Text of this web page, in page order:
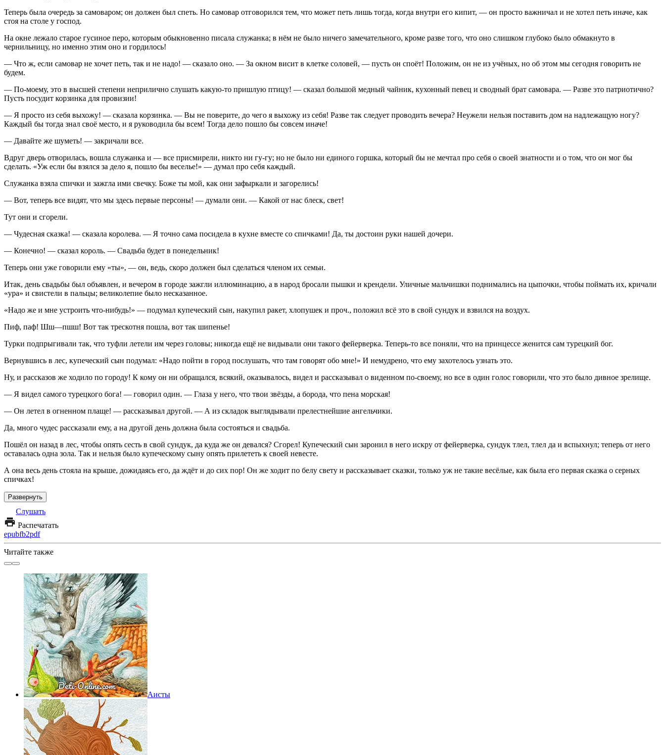
Теперь была очередь за самоваром; он должен был спеть. Но самовар отговорился тем, что может петь лишь тогда, когда внутри его кипит, — он просто важничал и не хотел петь иначе, как
стоя на столе у господ.
На окне лежало старое гусиное перо, которым обыкновенно писала служанка; в нём не было ничего замечательного, кроме разве того, что оно слишком глубоко было обмакнуто в
чернильницу, но именно этим оно и гордилось!
— Что ж, если самовар не хочет петь, так и не надо! — сказало оно. — За окном висит в клетке соловей, — пусть он споёт! Положим, он не из учёных, но об этом мы сегодня говорить не
будем.
— По-моему, это в высшей степени неприлично слушать какую-то пришлую птицу! — сказал большой медный чайник, кухонный певец и сводный брат самовара. — Разве это патриотично?
Пусть посудит корзинка для провизии!
— Я просто из себя выхожу! — сказала корзинка. — Вы не поверите, до чего я выхожу из себя! Разве так следует проводить вечера? Неужели нельзя поставить дом на надлежащую ногу?
Каждый бы тогда знал своё место, и я руководила бы всем! Тогда дело пошло бы совсем иначе!
— Давайте же шуметь! — закричали все.
Вдруг дверь отворилась, вошла служанка и — все присмирели, никто ни гу-гу; но не было ни единого горшка, который бы не мечтал про себя о своей знатности и о том, что он мог бы
сделать. «Уж если бы взялся за дело я, пошло бы веселье!» — думал про себя каждый.
Служанка взяла спички и зажгла ими свечку. Боже ты мой, как они зафыркали и загорелись!
— Вот, теперь все видят, что мы здесь первые персоны! — думали они. — Какой от нас блеск, свет!
Тут они и сгорели.
— Чудесная сказка! — сказала королева. — Я точно сама посидела в кухне вместе со спичками! Да, ты достоин руки нашей дочери.
— Конечно! — сказал король. — Свадьба будет в понедельник!
Теперь они уже говорили ему «ты», — он, ведь, скоро должен был сделаться членом их семьи.
Итак, день свадьбы был объявлен, и вечером в городе зажгли иллюминацию, а в народ бросали пышки и крендели. Уличные мальчишки поднимались на цыпочки, чтобы поймать их, кричали
«ура» и свистели в пальцы; великолепие было несказанное.
«Надо же и мне устроить что-нибудь!» — подумал купеческий сын, накупил ракет, хлопушек и проч., положил всё это в свой сундук и взвился на воздух.
Пиф, паф! Шш—пшш! Вот так трескотня пошла, вот так шипенье!
Турки подпрыгивали так, что туфли летели им через головы; никогда ещё не видывали они такого фейерверка. Теперь-то все поняли, что на принцессе женится сам турецкий бог.
Вернувшись в лес, купеческий сын подумал: «Надо пойти в город послушать, что там говорят обо мне!» И немудрено, что ему захотелось узнать это.
Ну, и рассказов же ходило по городу! К кому он ни обращался, всякий, оказывалось, видел и рассказывал о виденном по-своему, но все в один голос говорили, что это было дивное зрелище.
— Я видел самого турецкого бога! — говорил один. — Глаза у него, что твои звёзды, а борода, что пена морская!
— Он летел в огненном плаще! — рассказывал другой. — А из складок выглядывали прелестнейшие ангельчики.
Да, много чудес рассказали ему, а на другой день должна была состояться и свадьба.
Пошёл он назад в лес, чтобы опять сесть в свой сундук, да куда же он девался? Сгорел! Купеческий сын заронил в него искру от фейерверка, сундук тлел, тлел да и вспыхнул; теперь от него
оставалась одна зола. Так и нельзя было купеческому сыну опять прилететь к своей невесте.
А она весь день стояла на крыше, дожидаясь его, да ждёт и до сих пор! Он же ходит по белу свету и рассказывает сказки, только уж не такие весёлые, как была его первая сказка о серных
спичках!
Развернуть
Слушать
Распечатать
epubfb2pdf
Читайте также
Аисты